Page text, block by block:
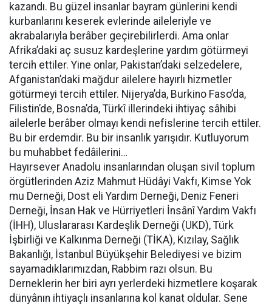
kazandı. Bu güzel insanlar bayram günlerini kendi
kurbanlarını keserek evlerinde aileleriyle ve
akrabalarıyla berâber geçirebilirlerdi. Ama onlar
Afrika’daki aç susuz kardeşlerine yardım götürmeyi
tercih ettiler. Yine onlar, Pakistan’daki selzedelere,
Afganistan’daki mağdur ailelere hayırlı hizmetler
götürmeyi tercih ettiler. Nijerya’da, Burkino Faso’da,
Filistin’de, Bosna’da, Türkî illerindeki ihtiyaç sâhibi
ailelerle berâber olmayı kendi nefislerine tercih ettiler.
Bu bir erdemdir. Bu bir insanlık yarışıdır. Kutluyorum
bu muhabbet fedâilerini…
Hayırsever Anadolu insanlarından oluşan sivil toplum
örgütlerinden Aziz Mahmut Hüdâyi Vakfı, Kimse Yok
mu Derneği, Dost eli Yardım Derneği, Deniz Feneri
Derneği, İnsan Hak ve Hürriyetleri İnsânî Yardım Vakfı
(İHH), Uluslararası Kardeşlik Derneği (UKD), Türk
İşbirliği ve Kalkınma Derneği (TİKA), Kızılay, Sağlık
Bakanlığı, İstanbul Büyükşehir Belediyesi ve bizim
sayamadıklarımızdan, Rabbim razı olsun. Bu
Derneklerin her biri ayrı yerlerdeki hizmetlere koşarak
dünyânın ihtiyaçlı insanlarına kol kanat oldular. Sene